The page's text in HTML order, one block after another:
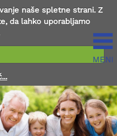
naše spletne strani. Z
da lahko uporabljamo
MENI